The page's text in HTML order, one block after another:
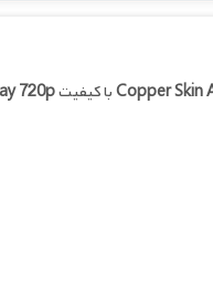
Copper Skinبا کیفیت720p